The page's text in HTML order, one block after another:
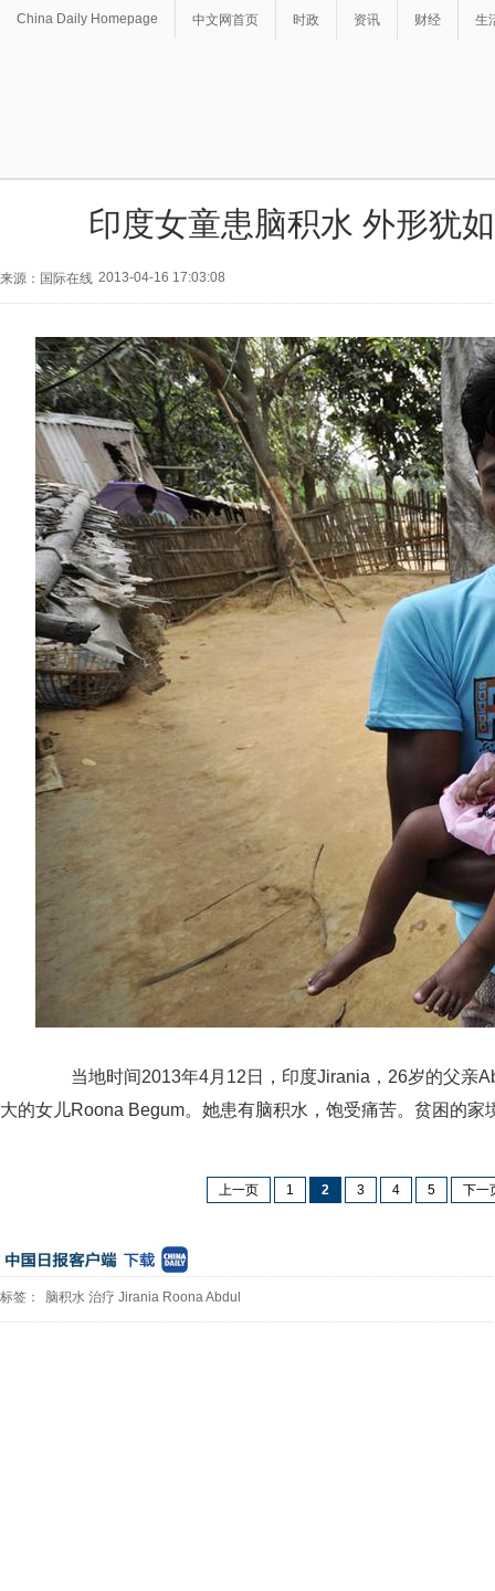
China Daily Homepage 中文网首页 时政 资讯 财经 生
印度女童患脑积水 外形犹
来源：国际在线 2013-04-16 17:03:08
当地时间2013年4月12日，印度Jirania，26岁的父亲
大的女儿Roona Begum。她患有脑积水，饱受痛苦。贫困的家
上一页 1 2 3 4 5 下一
标签： 脑积水 治疗 Jirania RoonaAbdul